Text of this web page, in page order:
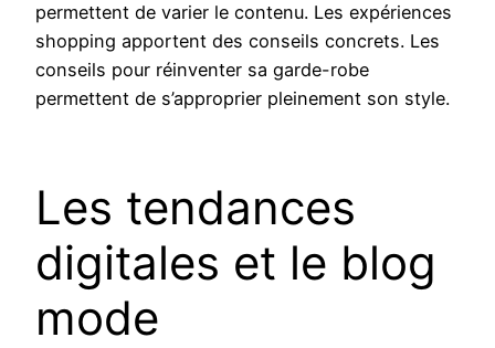
permettent de varier le contenu. Les expériences
shopping apportent des conseils concrets. Les
conseils pour réinventer sa garde-robe
permettent de s’approprier pleinement son style.
Les tendances
digitales et le blog
mode